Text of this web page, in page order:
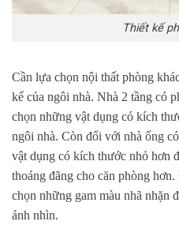
Thiết kế
Cần lựa chọn nội thất phòng
kế của ngôi nhà. Nhà 2 tầng có
chọn những vật dụng có kích
ngôi nhà. Còn đối với nhà ống
vật dụng có kích thước nhỏ hơn
thoáng đãng cho căn phòng
chọn những gam màu nhã nhặn
ánh nhìn.